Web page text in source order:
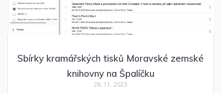
Sbírky kramářských tisků Moravské zemské
knihovny na Špalíčku
28. 11. 2023